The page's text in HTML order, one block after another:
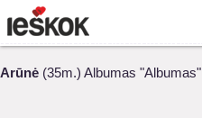
Arūnė (35m.) Albumas "Albumas"